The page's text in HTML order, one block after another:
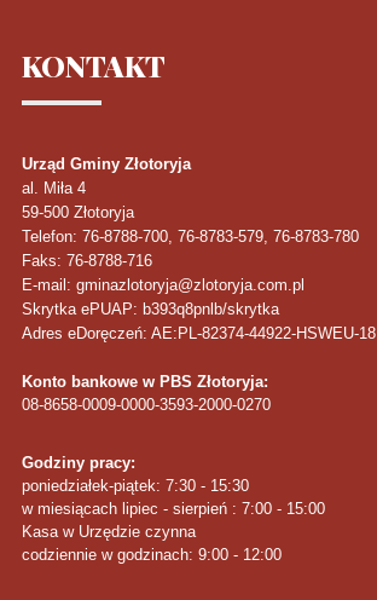
KONTAKT
Urząd Gminy Złotoryja
al. Miła 4
59-500 Złotoryja
Telefon: 76-8788-700, 76-8783-579, 76-8783-780
Faks: 76-8788-716
E-mail: gminazlotoryja@zlotoryja.com.pl
Skrytka ePUAP: b393q8pnlb/skrytka
Adres eDoręczeń: AE:PL-82374-44922-HSWEU-18
Konto bankowe w PBS Złotoryja:
08-8658-0009-0000-3593-2000-0270
Godziny pracy:
poniedziałek-piątek: 7:30 - 15:30
w miesiącach lipiec - sierpień : 7:00 - 15:00
Kasa w Urzędzie czynna
codziennie w godzinach: 9:00 - 12:00